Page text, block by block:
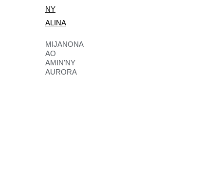
NY
ALINA
MIJANONA
AO
AMIN'NY
AURORA